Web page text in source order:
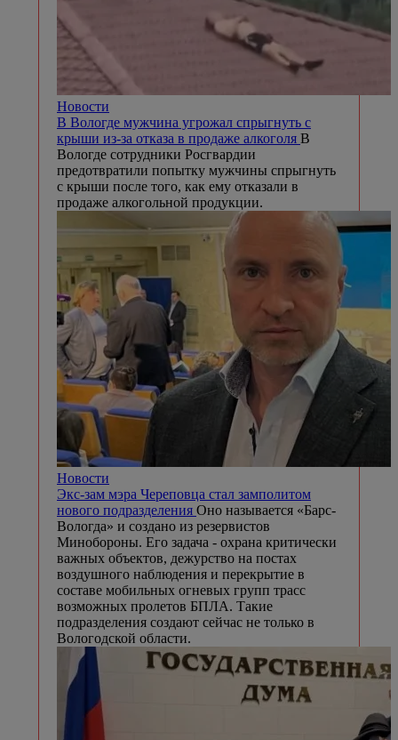
Новости
В Вологде мужчина угрожал спрыгнуть с
крыши из-за отказа в продаже алкоголя В
Вологде сотрудники Росгвардии
предотвратили попытку мужчины спрыгнуть
с крыши после того, как ему отказали в
продаже алкогольной продукции.
Новости
Экс-зам мэра Череповца стал замполитом
нового подразделения Оно называется «Барс-
Вологда» и создано из резервистов
Минобороны. Его задача - охрана критически
важных объектов, дежурство на постах
воздушного наблюдения и перекрытие в
составе мобильных огневых групп трасс
возможных пролетов БПЛА. Такие
подразделения создают сейчас не только в
Вологодской области.